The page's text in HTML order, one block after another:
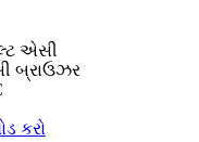
એસી
બ્રાઉઝર
કરો